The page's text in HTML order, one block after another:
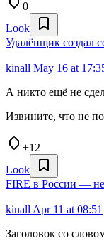
0
Look
Удалёнщик создал
kinall May 16 at
А никто ещё не
Извините, что не
+12
Look
FIRE в России —
kinall Apr 11 at 08:51
Заголовок со